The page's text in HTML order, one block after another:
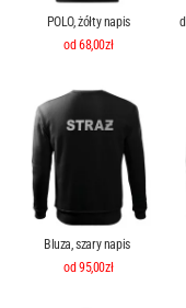
POLO, żółty napis
od 68,00zł
Bluza, szary napis
od 95,00zł